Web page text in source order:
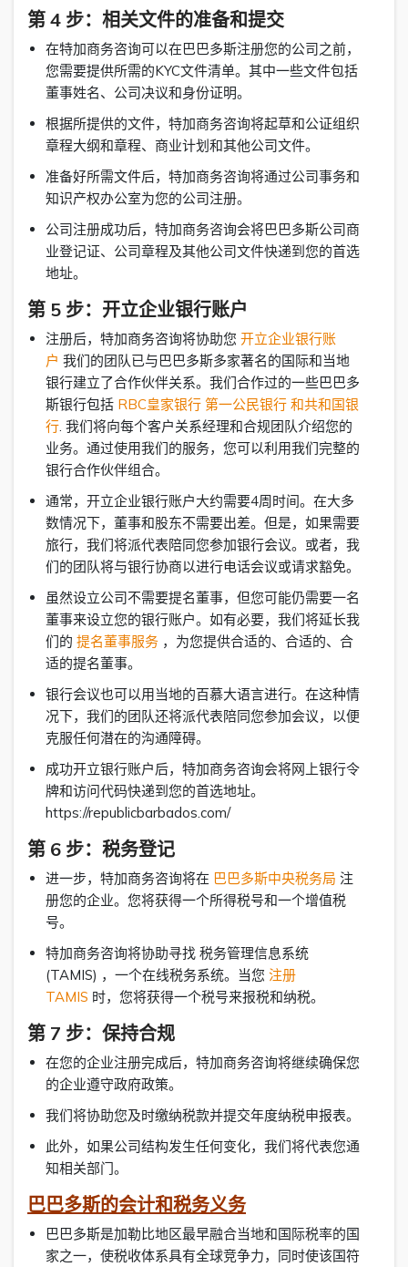
第 4 步：相关文件的准备和提交
在特加商务咨询可以在巴巴多斯注册您的公司之前，
您需要提供所需的KYC文件清单。其中一些文件包括
董事姓名、公司决议和身份证明。
根据所提供的文件，特加商务咨询将起草和公证组织
章程大纲和章程、商业计划和其他公司文件。
准备好所需文件后，特加商务咨询将通过公司事务和
知识产权办公室为您的公司注册。
公司注册成功后，特加商务咨询会将巴巴多斯公司商
业登记证、公司章程及其他公司文件快递到您的首选
地址。
第 5 步：开立企业银行账户
注册后，特加商务咨询将协助您 开立企业银行账
户 我们的团队已与巴巴多斯多家著名的国际和当地
银行建立了合作伙伴关系。我们合作过的一些巴巴多
斯银行包括 RBC皇家银行 第一公民银行 和共和国银
行. 我们将向每个客户关系经理和合规团队介绍您的
业务。通过使用我们的服务，您可以利用我们完整的
银行合作伙伴组合。
通常，开立企业银行账户大约需要4周时间。在大多
数情况下，董事和股东不需要出差。但是，如果需要
旅行，我们将派代表陪同您参加银行会议。或者，我
们的团队将与银行协商以进行电话会议或请求豁免。
虽然设立公司不需要提名董事，但您可能仍需要一名
董事来设立您的银行账户。如有必要，我们将延长我
们的 提名董事服务 ，为您提供合适的、合适的、合
适的提名董事。
银行会议也可以用当地的百慕大语言进行。在这种情
况下，我们的团队还将派代表陪同您参加会议，以便
克服任何潜在的沟通障碍。
成功开立银行账户后，特加商务咨询会将网上银行令
牌和访问代码快递到您的首选地址。
https://republicbarbados.com/
第 6 步：税务登记
进一步，特加商务咨询将在 巴巴多斯中央税务局 注
册您的企业。您将获得一个所得税号和一个增值税
号。
特加商务咨询将协助寻找 税务管理信息系统
(TAMIS) ，一个在线税务系统。当您 注册
TAMIS 时，您将获得一个税号来报税和纳税。
第 7 步：保持合规
在您的企业注册完成后，特加商务咨询将继续确保您
的企业遵守政府政策。
我们将协助您及时缴纳税款并提交年度纳税申报表。
此外，如果公司结构发生任何变化，我们将代表您通
知相关部门。
巴巴多斯的会计和税务义务
巴巴多斯是加勒比地区最早融合当地和国际税率的国
家之一，使税收体系具有全球竞争力，同时使该国符